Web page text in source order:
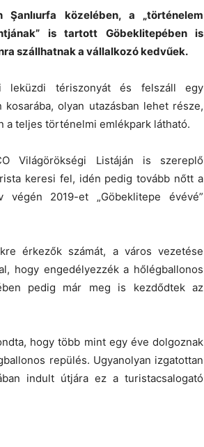
Şanlıurfa közelében, a „történelem
is tartott Göbeklitepében is
szállhatnak a vállalkozó kedvűek.
leküzdi tériszonyát és felszáll egy
kosarába, olyan utazásban lehet része,
a teljes történelmi emlékpark látható.
Világörökségi Listáján is szereplő
keresi fel, idén pedig tovább nőtt a
2019-et „Göbeklitepe évévé”
érkezők számát, a város vezetése
hogy engedélyezzék a hőlégballonos
pedig már meg is kezdődtek az
hogy több mint egy éve dolgoznak
repülés. Ugyanolyan izgatottan
indult útjára ez a turistacsalogató